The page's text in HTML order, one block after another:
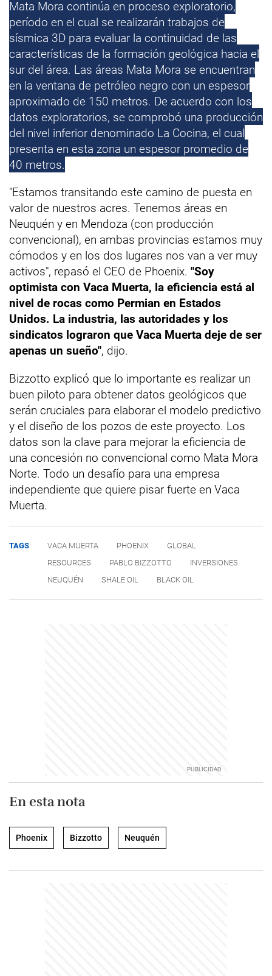
Mata Mora continúa en proceso exploratorio,
período en el cual se realizarán trabajos de
sísmica 3D para evaluar la continuidad de las
características de la formación geológica hacia el
sur del área. Las áreas Mata Mora se encuentran
en la ventana de petróleo negro con un espesor
aproximado de 150 metros. De acuerdo con los
datos exploratorios, se comprobó una producción
del nivel inferior denominado La Cocina, el cual
presenta en esta zona un espesor promedio de
40 metros.
"Estamos transitando este camino de puesta en
valor de nuestros acres. Tenemos áreas en
Neuquén y en Mendoza (con producción
convencional), en ambas provincias estamos muy
cómodos y en los dos lugares nos van a ver muy
activos", repasó el CEO de Phoenix. "Soy
optimista con Vaca Muerta, la eficiencia está al
nivel de rocas como Permian en Estados
Unidos. La industria, las autoridades y los
sindicatos lograron que Vaca Muerta deje de ser
apenas un sueño", dijo.
Bizzotto explicó que lo importante es realizar un
buen piloto para obtener datos geológicos que
serán cruciales para elaborar el modelo predictivo
y el diseño de los pozos de este proyecto. Los
datos son la clave para mejorar la eficiencia de
una concesión no convencional como Mata Mora
Norte. Todo un desafío para una empresa
independiente que quiere pisar fuerte en Vaca
Muerta.
TAGS VACA MUERTA PHOENIX
GLOBAL
RESOURCES
PABLO BIZZOTTO
INVERSIONES
NEUQUÉN
SHALE OIL BLACK OIL
En esta nota
Phoenix Bizzotto Neuquén